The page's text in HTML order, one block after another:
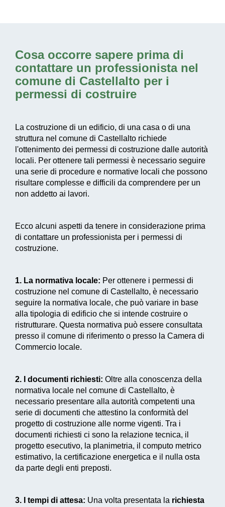
Cosa occorre sapere prima di
contattare un professionista nel
comune di Castellalto per i
permessi di costruire
La costruzione di un edificio, di una casa o di una
struttura nel comune di Castellalto richiede
l'ottenimento dei permessi di costruzione dalle autorità
locali. Per ottenere tali permessi è necessario seguire
una serie di procedure e normative locali che possono
risultare complesse e difficili da comprendere per un
non addetto ai lavori.
Ecco alcuni aspetti da tenere in considerazione prima
di contattare un professionista per i permessi di
costruzione.
1. La normativa locale: Per ottenere i permessi di
costruzione nel comune di Castellalto, è necessario
seguire la normativa locale, che può variare in base
alla tipologia di edificio che si intende costruire o
ristrutturare. Questa normativa può essere consultata
presso il comune di riferimento o presso la Camera di
Commercio locale.
2. I documenti richiesti: Oltre alla conoscenza della
normativa locale nel comune di Castellalto, è
necessario presentare alla autorità competenti una
serie di documenti che attestino la conformità del
progetto di costruzione alle norme vigenti. Tra i
documenti richiesti ci sono la relazione tecnica, il
progetto esecutivo, la planimetria, il computo metrico
estimativo, la certificazione energetica e il nulla osta
da parte degli enti preposti.
3. I tempi di attesa: Una volta presentata la richiesta